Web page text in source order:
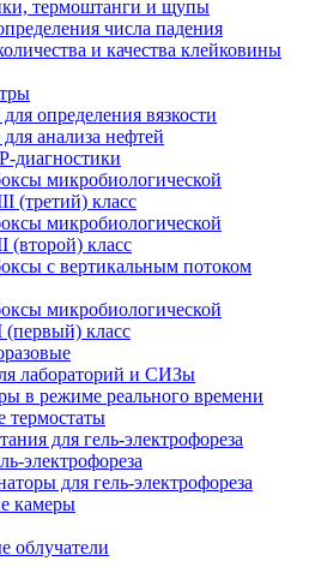
термоштанги и щупы
числа падения
и качества клейковины
определения вязкости
анализа нефтей
диагностики
микробиологической
(третий) класс
микробиологической
(второй) класс
с вертикальным потоком
микробиологической
(первый) класс
лабораторий и СИЗы
в режиме реального времени
термостаты
для гель-электрофореза
электрофореза
для гель-электрофореза
камеры
облучатели